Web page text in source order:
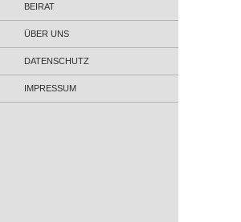
BEIRAT
ÜBER UNS
DATENSCHUTZ
IMPRESSUM